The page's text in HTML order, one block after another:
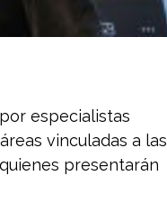
especialistas
vinculadas a las
presentarán